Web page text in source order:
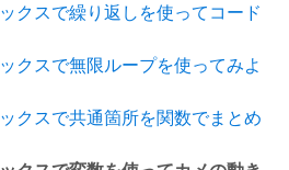
クスで繰り返しを使ってコード
クスで無限ループを使ってみよ
クスで共通箇所を関数でまとめ